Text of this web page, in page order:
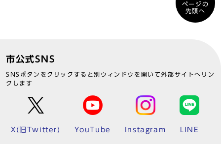
ページの
先頭へ
市公式SNS
SNSボタンをクリックすると別ウィンドウを開いて外部サイトへリン
クします
X(旧Twitter) YouTube Instagram LINE